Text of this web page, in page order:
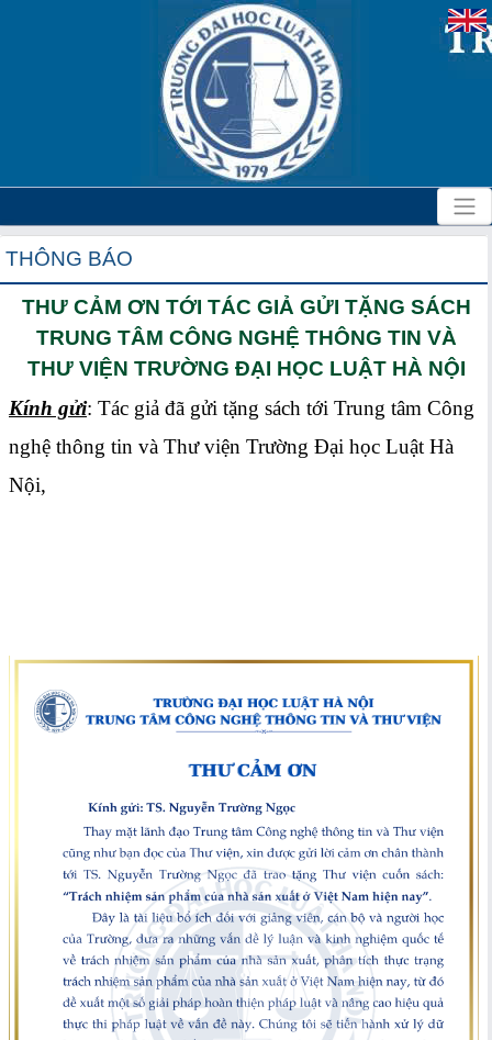
THÔNG BÁO
THƯ CẢM ƠN TỚI TÁC GIẢ GỬI TẶNG SÁCH
TRUNG TÂM CÔNG NGHỆ THÔNG TIN VÀ
THƯ VIỆN TRƯỜNG ĐẠI HỌC LUẬT HÀ NỘI
Kính gửi: Tác giả đã gửi tặng sách tới Trung tâm Công
nghệ thông tin và Thư viện Trường Đại học Luật Hà
Nội,